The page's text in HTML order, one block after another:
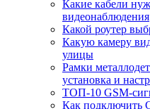
Какие кабели
видеонаблюдения
Какой роутер
Какую камеру
улицы
Рамки
установка и
ТОП-10 GSM-
Как подключить